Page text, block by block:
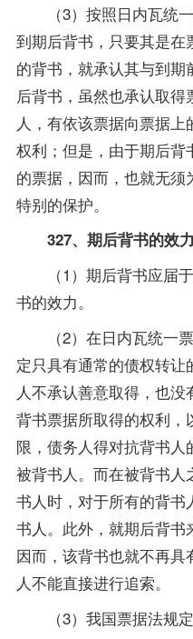
（3）按照日内瓦统一
到期后背书，只要其是
的背书，就承认其与到
后背书，虽然也承认取
人，有依该票据向票据
权利；但是，由于期后
的票据，因而，也就无
特别的保护。
327、期后背书的效
（1）期后背书应届于
书的效力。
（2）在日内瓦统一票
定只具有通常的债权转
人不承认善意取得，也
背书票据所取得的权利
限，债务人得对抗背书
被背书人。而在被背书
书人时，对于所有的背
书人。此外，就期后背书
因而，该背书也就不再
人不能直接进行追索。
（3）我国票据法规定